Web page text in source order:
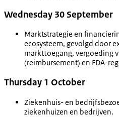
Wednesday 30 September
Marktstrategie en
ecosysteem, gevolgd door
markttoegang, vergoeding
(reimbursement) en FDA-
Thursday 1 October
Ziekenhuis- en
ziekenhuizen en bedrijven.